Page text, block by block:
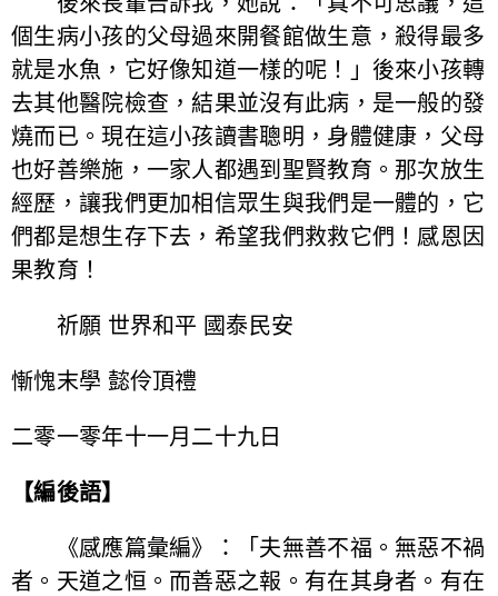
個生病小孩的父母過來開餐館做生意，殺得最多
就是水魚，它好像知道一樣的呢！」後來小孩轉
去其他醫院檢查，結果並沒有此病，是一般的發
燒而已。現在這小孩讀書聰明，身體健康，父母
也好善樂施，一家人都遇到聖賢教育。那次放生
經歷，讓我們更加相信眾生與我們是一體的，它
們都是想生存下去，希望我們救救它們！感恩因
果教育！
祈願 世界和平 國泰民安
慚愧末學 懿伶頂禮
二零一零年十一月二十九日
【編後語】
《感應篇彙編》：「夫無善不福。無惡不禍
者。天道之恒。而善惡之報。有在其身者。有在